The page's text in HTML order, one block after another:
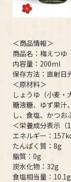
＜商品情報＞
商品名：梅えつゆ
内容量：200ml
保存方法：直射日
＜原材料＞
しょうゆ（小麦・
糖液糖、ゆず果汁
し、食塩、かつお
＜栄養成分表示（
エネルギー：
たんぱく質：8g
脂質：0g
炭水化物：32g
食塩相当量：10.1g